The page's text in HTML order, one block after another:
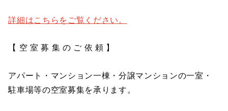
詳細はこちらをご覧ください。
【 空 室 募 集 の ご 依 頼 】
アパート・マンション一棟・分譲マンションの一室・
駐車場等の空室募集を承ります。